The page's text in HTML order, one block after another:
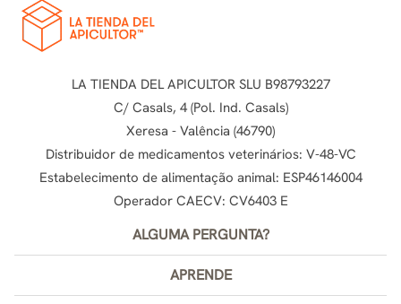
LA TIENDA DEL APICULTOR SLU B98793227
C/ Casals, 4 (Pol. Ind. Casals)
Xeresa - Valência (46790)
Distribuidor de medicamentos veterinários: V-48-VC
Estabelecimento de alimentação animal: ESP46146004
Operador CAECV: CV6403 E
ALGUMA PERGUNTA?
APRENDE